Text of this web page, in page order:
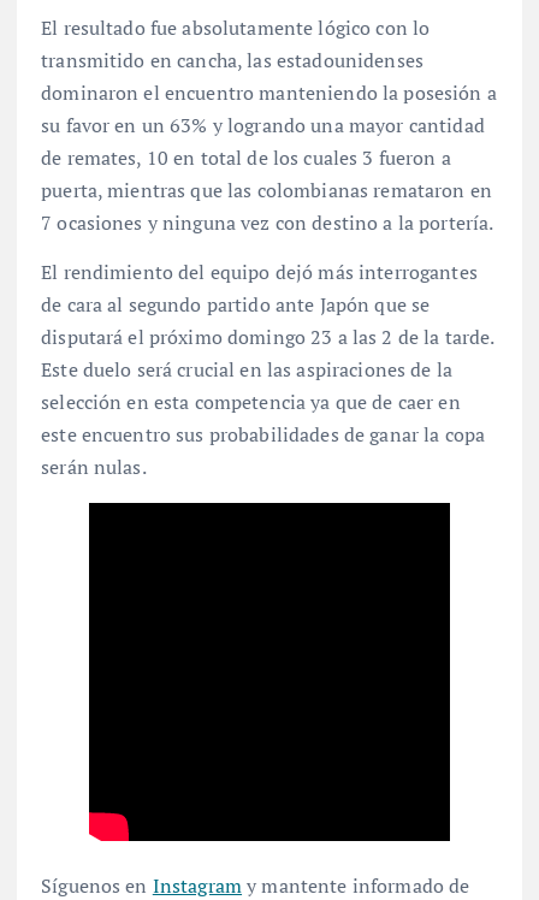
El resultado fue absolutamente lógico con lo
transmitido en cancha, las estadounidenses
dominaron el encuentro manteniendo la posesión a
su favor en un 63% y logrando una mayor cantidad
de remates, 10 en total de los cuales 3 fueron a
puerta, mientras que las colombianas remataron en
7 ocasiones y ninguna vez con destino a la portería.
El rendimiento del equipo dejó más interrogantes
de cara al segundo partido ante Japón que se
disputará el próximo domingo 23 a las 2 de la tarde.
Este duelo será crucial en las aspiraciones de la
selección en esta competencia ya que de caer en
este encuentro sus probabilidades de ganar la copa
serán nulas.
Síguenos en Instagramy mantente informado de